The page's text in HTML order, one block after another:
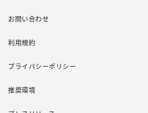
お問い合わせ
利用規約
プライバシーポリシー
推奨環境